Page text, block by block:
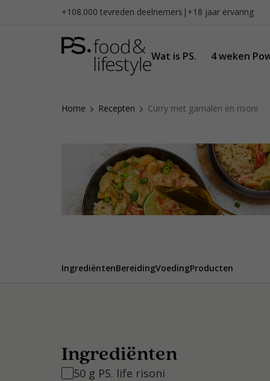
+108.000 tevreden deelnemers | +18 jaar ervaring
Wat is PS. 4 weken
Home Recepten Curry met garnalen en risoni
IngrediëntenBereidingVoedingProducten
Ingrediënten
50 g PS. life risoni